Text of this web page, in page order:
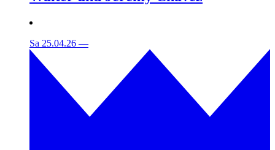
Sa 25.04.26 —